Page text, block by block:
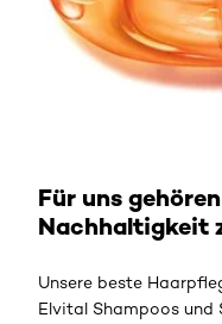
Für uns
Nachhaltigkeit
Unsere beste
Elvital Shampoos und